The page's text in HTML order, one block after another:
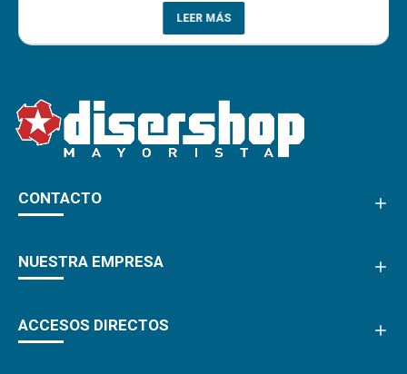
LEER MÁS
CONTACTO
NUESTRA EMPRESA
ACCESOS DIRECTOS